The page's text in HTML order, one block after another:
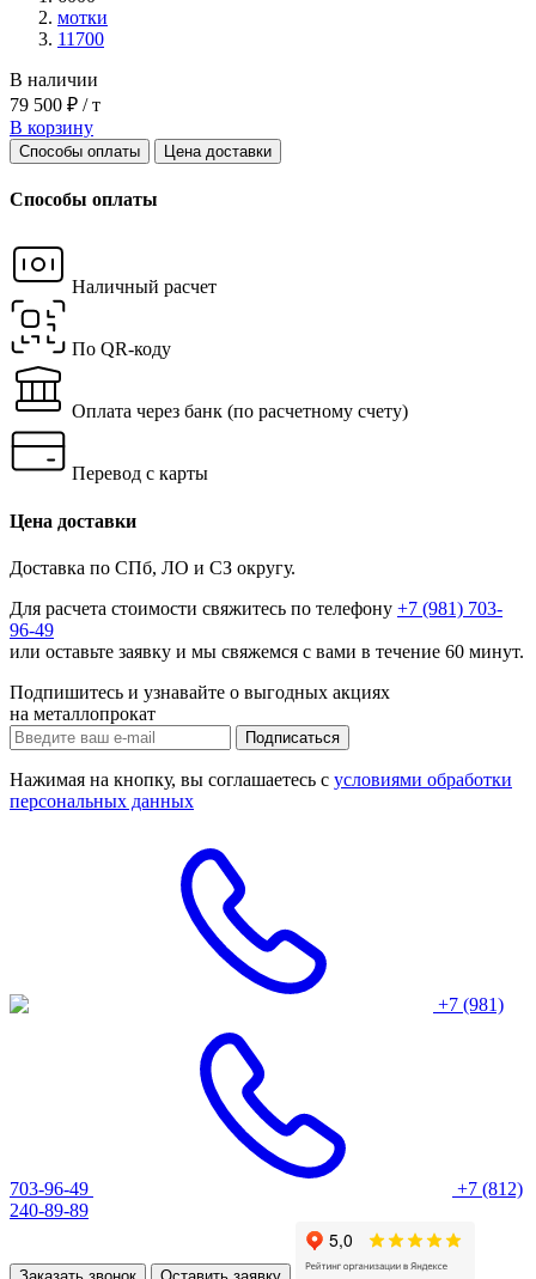
мотки
11700
В наличии
79 500 ₽ / т
В корзину
Способы оплаты Цена доставки
Способы оплаты
Наличный расчет
По QR-коду
Оплата через банк (по расчетному счету)
Перевод с карты
Цена доставки
Доставка по СПб, ЛО и СЗ округу.
Для расчета стоимости свяжитесь по телефону +7 (981) 703-
96-49
или оставьте заявку и мы свяжемся с вами в течение 60 минут.
Подпишитесь и узнавайте о выгодных акциях
на металлопрокат
Нажимая на кнопку, вы соглашаетесь с условиями обработки
персональных данных
+7 (981)
703-96-49
+7 (812)
240-89-89